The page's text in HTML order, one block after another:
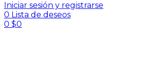
Iniciar sesión y registrarse
0 Lista de deseos
0 $0